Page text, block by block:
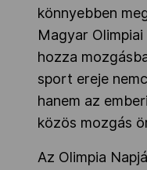
könnyebben
Magyar
hozza
sport ereje
hanem az
közös mozgás
Az Olimpia